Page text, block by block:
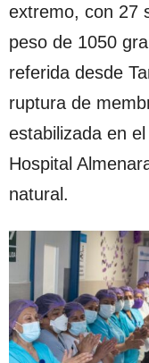
extremo, con 27
peso de 1050
referida desde
ruptura de
estabilizada en
Hospital
natural.